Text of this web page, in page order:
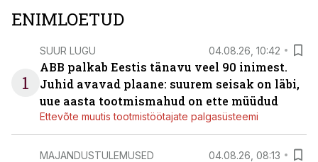
ENIMLOETUD
1
SUUR LUGU 04.08.26, 10:42
ABB palkab Eestis tänavu veel 90 inimest.
Juhid avavad plaane: suurem seisak on läbi,
uue aasta tootmismahud on ette müüdud
Ettevõte muutis tootmistöötajate palgasüsteemi
MAJANDUSTULEMUSED 04.08.26, 08:13